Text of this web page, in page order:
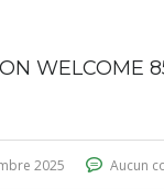
WELCOME
2025 Aucun